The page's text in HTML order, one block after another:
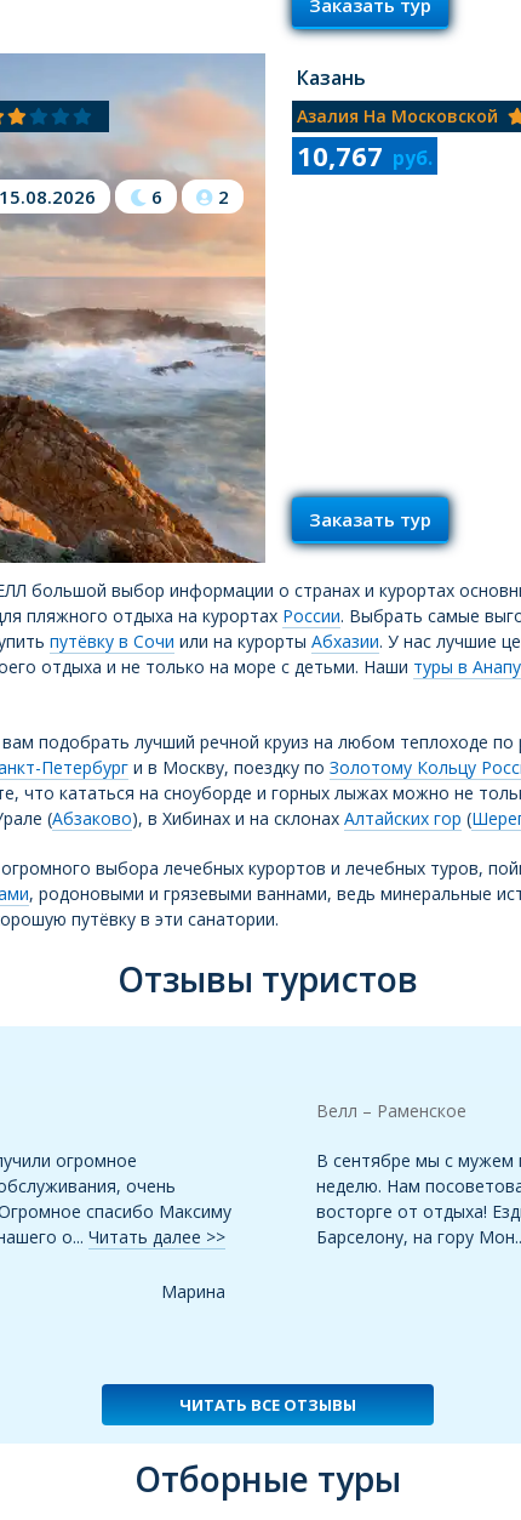
Заказать тур
15.08.2026 6 2
Казань
Азалия На Московской
10,767 руб.
Заказать тур
большой выбор информации о странах и курортах
пляжного отдыха на курортах России. Выбрать самые
путёвку в Сочи или на курорты Абхазии. У нас лучшие
отдыха и не только на море с детьми. Наши туры в Анапу
подобрать лучший речной круиз на любом теплоходе по
Петербург и в Москву, поездку по Золотому Кольцу
что кататься на сноуборде и горных лыжах можно не
(Абзаково), в Хибинах и на склонах Алтайских гор (
выбора лечебных курортов и лечебных туров,
, родоновыми и грязевыми ваннами, ведь минеральные
путёвку в эти санатории.
Отзывы туристов
ЧИТАТЬ ВСЕ ОТЗЫВЫ
огромное
очень
спасибо Максиму
о... Читать далее >>
Марина
Велл – Раменское
В сентябре мы с мужем
неделю. Нам
восторге от отдыха!
Барселону, на гору
Отборные туры